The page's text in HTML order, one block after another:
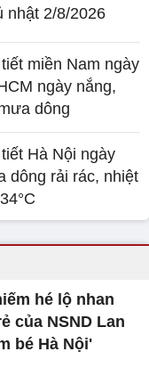
nhật 2/8/2026
miền Nam ngày
ngày nắng,
dông
Hà Nội ngày
dông rải rác, nhiệt
hé lộ nhan
của NSND Lan
bé Hà Nội'